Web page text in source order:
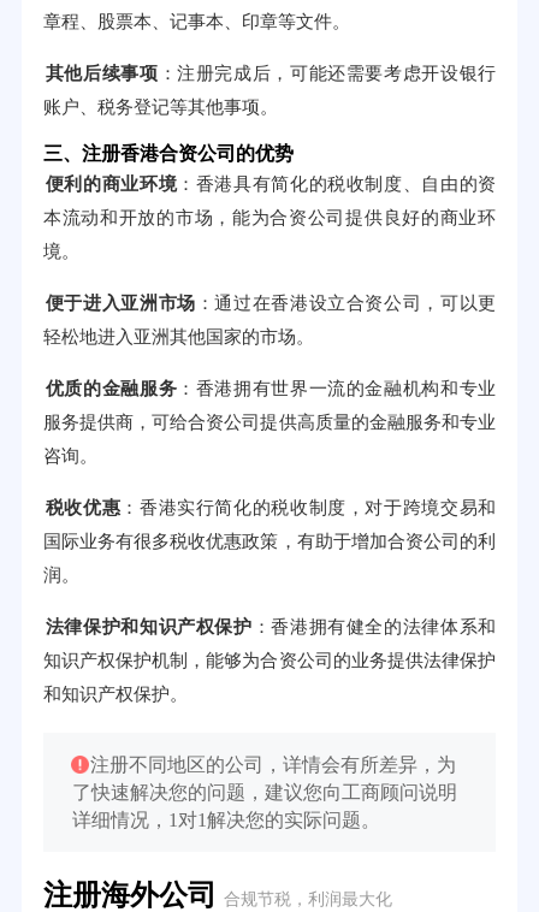
章程、股票本、记事本、印章等文件。
其他后续事项 ：注册完成后，可能还需要考虑开设银行
账户、税务登记等其他事项。
三、注册香港合资公司的优势
便利的商业环境：香港具有简化的税收制度、自由的资
本流动和开放的市场，能为合资公司提供良好的商业环
境。
便于进入亚洲市场 ：通过在香港设立合资公司，可以更
轻松地进入亚洲其他国家的市场。
优质的金融服务 ：香港拥有世界一流的金融机构和专业
服务提供商，可给合资公司提供高质量的金融服务和专业
咨询。
税收优惠 ：香港实行简化的税收制度，对于跨境交易和
国际业务有很多税收优惠政策，有助于增加合资公司的利
润。
法律保护和知识产权保护 ：香港拥有健全的法律体系和
知识产权保护机制，能够为合资公司的业务提供法律保护
和知识产权保护。
注册不同地区的公司，详情会有所差异，为
了快速解决您的问题，建议您向工商顾问说明
详细情况，1对1解决您的实际问题。
注册海外公司 合规节税，利润最大化